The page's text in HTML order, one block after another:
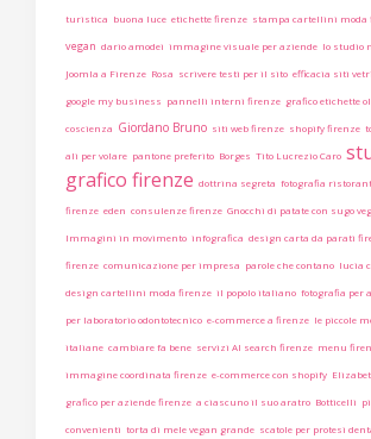
turistica buona luce etichette firenze stampa cartellini moda
vegan dario amodei immagine visuale per aziende lo studio
Joomla a Firenze Rosa scrivere testi per il sito efficacia siti
google my business pannelli interni firenze grafico etichette
coscienza Giordano Bruno siti web firenze shopify firenze
ali per volare pantone preferito Borges Tito Lucrezio Caro
grafico firenze dottrina segreta fotografia
firenze eden consulenze firenze Gnocchi di patate con sugo
Immagini in movimento infografica design carta da parati
firenze comunicazione per impresa parole che contano lucia
design cartellini moda firenze il popolo italiano fotografia
per laboratorio odontotecnico e-commerce a firenze le piccole
italiane cambiare fa bene servizi AI search firenze menu
immagine coordinata firenze e-commerce con shopify
grafico per aziende firenze a ciascuno il suo aratro Botticelli
convenienti torta di mele vegan grande scatole per protesi